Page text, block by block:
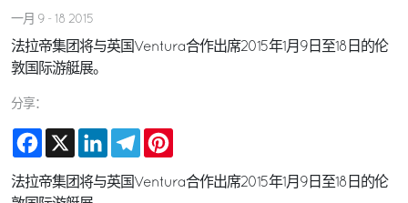
一月 9 - 18 2015
法拉帝集团将与英国Ventura合作出席2015年1月9日至18日的伦
敦国际游艇展。
分享：
Facebook
X LinkedInTelegram
法拉帝集团将与英国Ventura合作出席2015年1月9日至18日的伦